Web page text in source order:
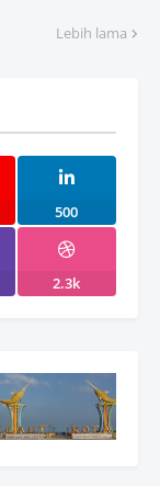
Lebih lama
500
2.3k